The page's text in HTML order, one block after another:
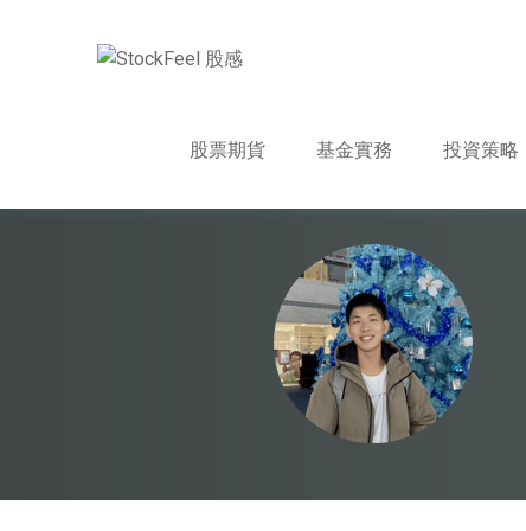
股票期貨 基金實務 投資策略